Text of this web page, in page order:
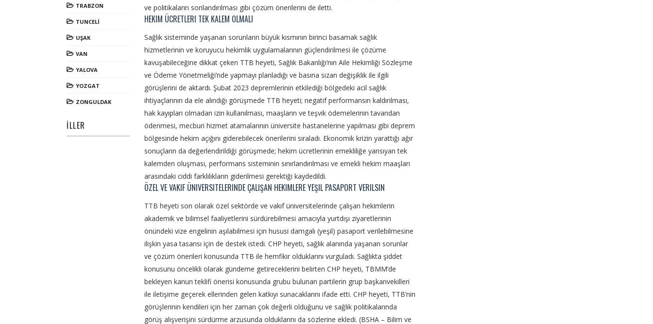
TRABZON
TUNCELİ
UŞAK
VAN
YALOVA
YOZGAT
ZONGULDAK
İLLER
ve politikaların sonlandırılması gibi çözüm önerilerini de iletti.
HEKIM ÜCRETLERI TEK KALEM OLMALI
Sağlık sisteminde yaşanan sorunların büyük kısmının birinci basamak sağlık
hizmetlerinin ve koruyucu hekimlik uygulamalarının güçlendirilmesi ile çözüme
kavuşabileceğine dikkat çeken TTB heyeti, Sağlık Bakanlığı’nın Aile Hekimliği Sözleşme
ve Ödeme Yönetmeliği’nde yapmayı planladığı ve basına sızan değişiklik ile ilgili
görüşlerini de aktardı. Şubat 2023 depremlerinin etkilediği bölgedeki acil sağlık
ihtiyaçlarının da ele alındığı görüşmede TTB heyeti; negatif performansın kaldırılması,
hak kayıpları olmadan izin kullanılması, maaşların ve teşvik ödemelerinin tavandan
ödenmesi, mecburi hizmet atamalarının üniversite hastanelerine yapılması gibi deprem
bölgesinde hekim açığını giderebilecek önerilerini sıraladı. Ekonomik krizin yarattığı ağır
sonuçların da değerlendirildiği görüşmede; hekim ücretlerinin emekliliğe yansıyan tek
kalemden oluşması, performans sisteminin sınırlandırılması ve emekli hekim maaşları
arasındaki ciddi farklılıkların giderilmesi gerektiği kaydedildi.
ÖZEL VE VAKIF ÜNIVERSITELERINDE ÇALIŞAN HEKIMLERE YEŞIL PASAPORT VERILSIN
TTB heyeti son olarak özel sektörde ve vakıf üniversitelerinde çalışan hekimlerin
akademik ve bilimsel faaliyetlerini sürdürebilmesi amacıyla yurtdışı ziyaretlerinin
önündeki vize engelinin aşılabilmesi için hususi damgalı (yeşil) pasaport verilebilmesine
ilişkin yasa tasarısı için de destek istedi. CHP heyeti, sağlık alanında yaşanan sorunlar
ve çözüm önerileri konusunda TTB ile hemfikir olduklarını vurguladı. Sağlıkta şiddet
konusunu öncelikli olarak gündeme getireceklerini belirten CHP heyeti, TBMM’de
bekleyen kanun teklifi önerisi konusunda grubu bulunan partilerin grup başkanvekilleri
ile iletişime geçerek ellerinden gelen katkıyı sunacaklarını ifade etti. CHP heyeti, TTB’nin
görüşlerinin kendileri için her zaman çok değerli olduğunu ve sağlık politikalarında
görüş alışverişini sürdürme arzusunda olduklarını da sözlerine ekledi. (BSHA – Bilim ve